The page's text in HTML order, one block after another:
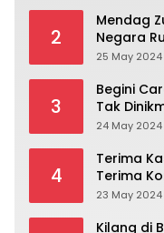
2
Mendag
Negara
25 May 2024
3
Begini
Tak
24 May 2024
4
Terima
Terima
23 May 2024
Kilang di